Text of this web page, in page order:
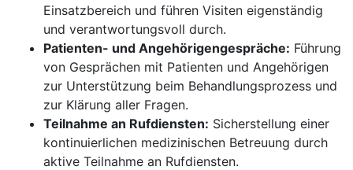
Einsatzbereich und führen Visiten eigenständig
und verantwortungsvoll durch.
Patienten- und Angehörigengespräche: Führung
von Gesprächen mit Patienten und Angehörigen
zur Unterstützung beim Behandlungsprozess und
zur Klärung aller Fragen.
Teilnahme an Rufdiensten: Sicherstellung einer
kontinuierlichen medizinischen Betreuung durch
aktive Teilnahme an Rufdiensten.